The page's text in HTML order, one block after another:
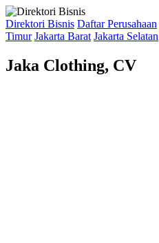
Direktori Bisnis Daftar Perusahaan
Timur Jakarta Barat Jakarta Selatan
Jaka Clothing, CV